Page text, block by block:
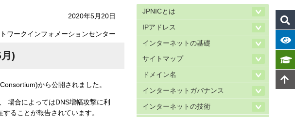
2020年5月20日
ワークインフォメーションセンター
)
から公開されました。
場合によってはDNS増幅攻撃に利
ることが報告されています。
JPNICとは
IPアドレス
インターネットの基礎
サイトマップ
ドメイン名
インターネットガバナンス
インターネットの技術